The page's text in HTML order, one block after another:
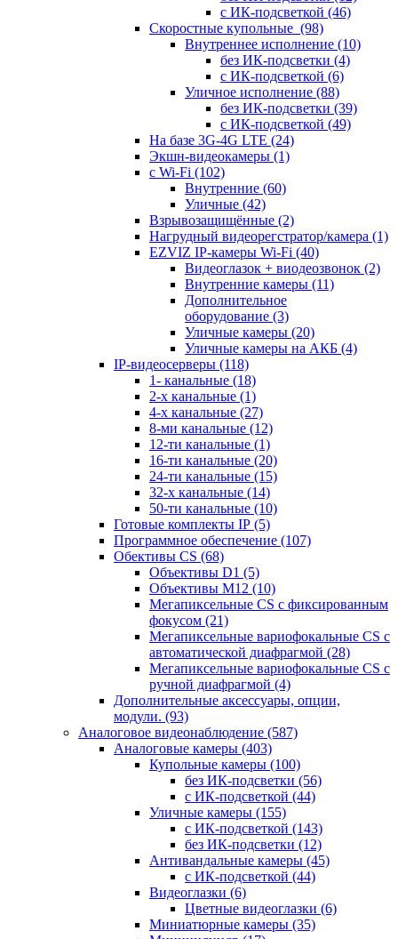
с ИК-подсветкой (46)
Скоростные купольные (98)
Внутреннее исполнение (10)
без ИК-подсветки (4)
с ИК-подсветкой (6)
Уличное исполнение (88)
без ИК-подсветки (39)
с ИК-подсветкой (49)
На базе 3G-4G LTE (24)
Экшн-видеокамеры (1)
с Wi-Fi (102)
Внутренние (60)
Уличные (42)
Взрывозащищённые (2)
Нагрудный видеорегстратор/камера (1)
EZVIZ IP-камеры Wi-Fi (40)
Видеоглазок + виодеозвонок (2)
Внутренние камеры (11)
Дополнительное
оборудование (3)
Уличные камеры (20)
Уличные камеры на АКБ (4)
IP-видеосерверы (118)
1- канальные (18)
2-х канальные (1)
4-х канальные (27)
8-ми канальные (12)
12-ти канальные (1)
16-ти канальные (20)
24-ти канальные (15)
32-х канальные (14)
50-ти канальные (10)
Готовые комплекты IP (5)
Программное обеспечение (107)
Обективы CS (68)
Объективы D1 (5)
Объективы M12 (10)
Мегапиксельные CS c фиксированным
фокусом (21)
Мегапиксельные вариофокальные CS c
автоматической диафрагмой (28)
Мегапиксельные вариофокальные CS c
ручной диафрагмой (4)
Дополнительные аксессуары, опции,
модули. (93)
Аналоговое видеонаблюдение (587)
Аналоговые камеры (403)
Купольные камеры (100)
без ИК-подсветки (56)
с ИК-подсветкой (44)
Уличные камеры (155)
с ИК-подсветкой (143)
без ИК-подсветки (12)
Антивандальные камеры (45)
с ИК-подсветкой (44)
Видеоглазки (6)
Цветные видеоглазки (6)
Миниатюрные камеры (35)